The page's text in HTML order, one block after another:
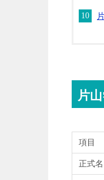
片
項目
正式